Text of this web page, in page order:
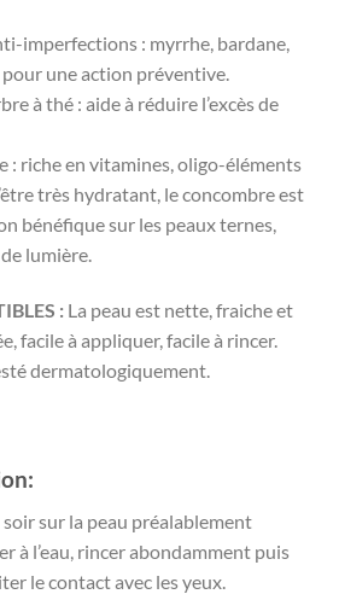
imperfections : myrrhe, bardane,
une action préventive.
à thé : aide à réduire l’excès de
: riche en vitamines, oligo-éléments
très hydratant, le concombre est
bénéfique sur les peaux ternes,
lumière.
: La peau est nette, fraiche et
facile à appliquer, facile à rincer.
dermatologiquement.
sur la peau préalablement
à l’eau, rincer abondamment puis
le contact avec les yeux.